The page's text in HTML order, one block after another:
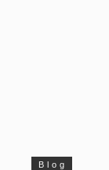
Blog